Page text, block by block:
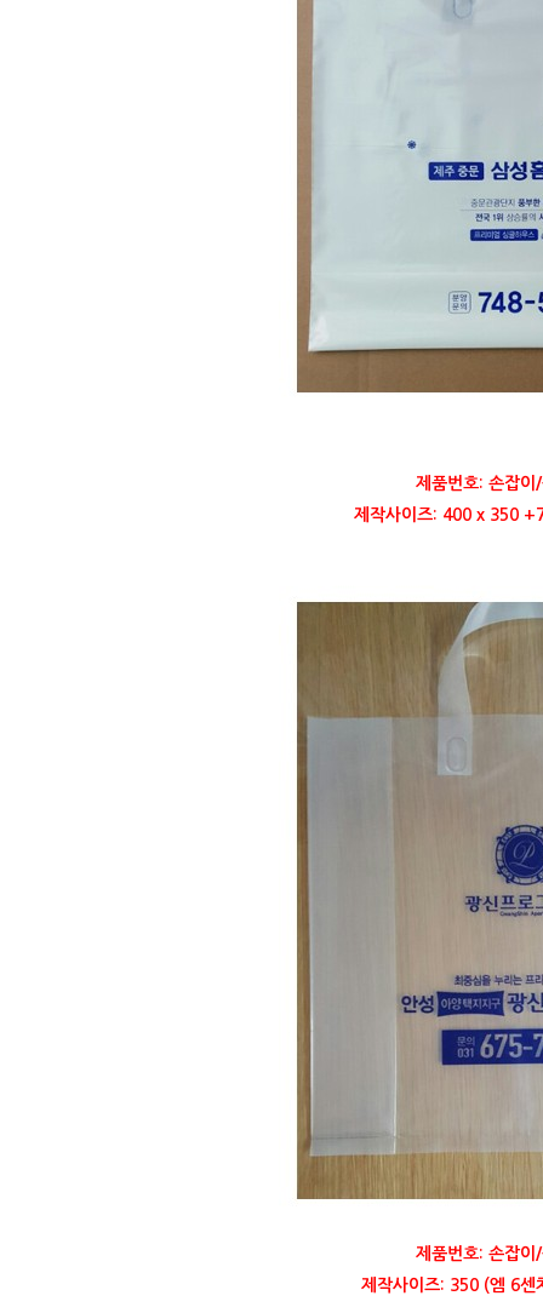
제품번호: 손잡이
제작사이즈: 400 x 350
제품번호: 손잡이
제작사이즈: 350 (엠 6센